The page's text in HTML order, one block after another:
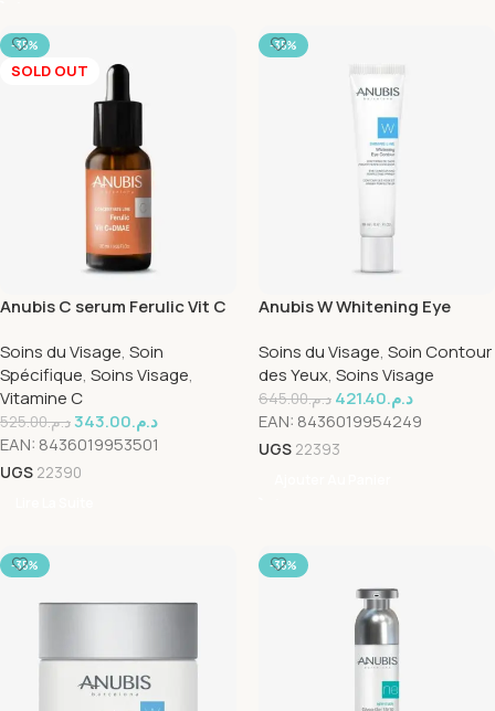
-35%
SOLD OUT
Anubis C serum Ferulic Vit C
Soins du Visage, Soin
Spécifique, Soins Visage,
Vitamine C
د.م.525.00 د.م.343.00
EAN: 8436019953501
UGS 22390
-35%
Anubis W Whitening Eye
Soins du Visage, Soin Contour
des Yeux, Soins Visage
د.م.645.00 د.م.421.40
EAN: 8436019954249
UGS 22393
-35% -35%